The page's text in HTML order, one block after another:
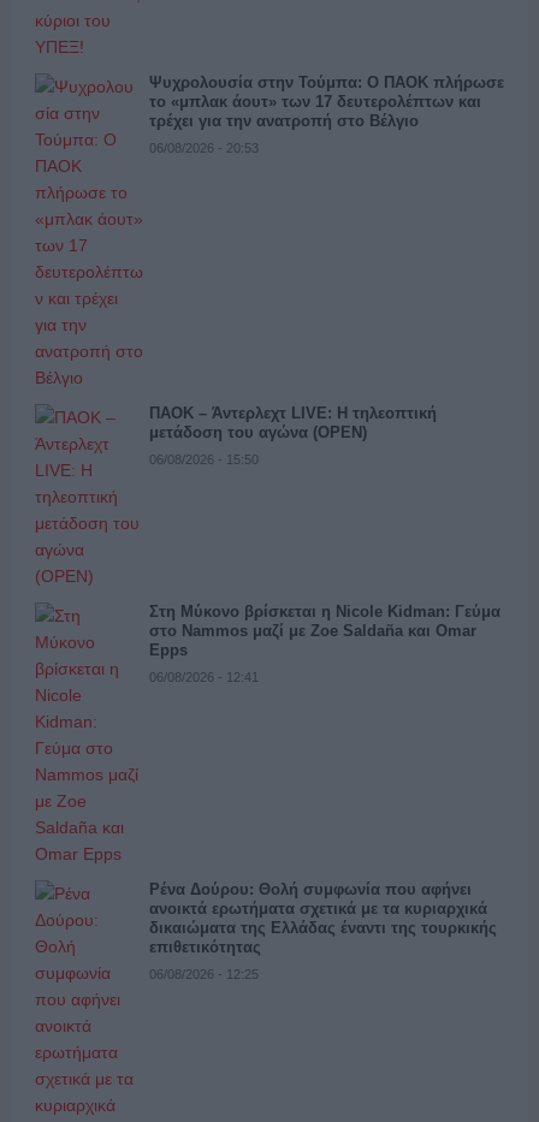
Ψυχρολουσία στην Τούμπα: Ο ΠΑΟΚ πλήρωσε
το «μπλακ άουτ» των 17 δευτερολέπτων και
τρέχει για την ανατροπή στο Βέλγιο
06/08/2026 - 20:53
ΠΑΟΚ – Άντερλεχτ LIVE: Η τηλεοπτική
μετάδοση του αγώνα (OPEN)
06/08/2026 - 15:50
Στη Μύκονο βρίσκεται η Nicole Kidman: Γεύμα
στο Nammos μαζί με Zoe Saldaña και Omar
Epps
06/08/2026 - 12:41
Ρένα Δούρου: Θολή συμφωνία που αφήνει
ανοικτά ερωτήματα σχετικά με τα κυριαρχικά
δικαιώματα της Ελλάδας έναντι της τουρκικής
επιθετικότητας
06/08/2026 - 12:25